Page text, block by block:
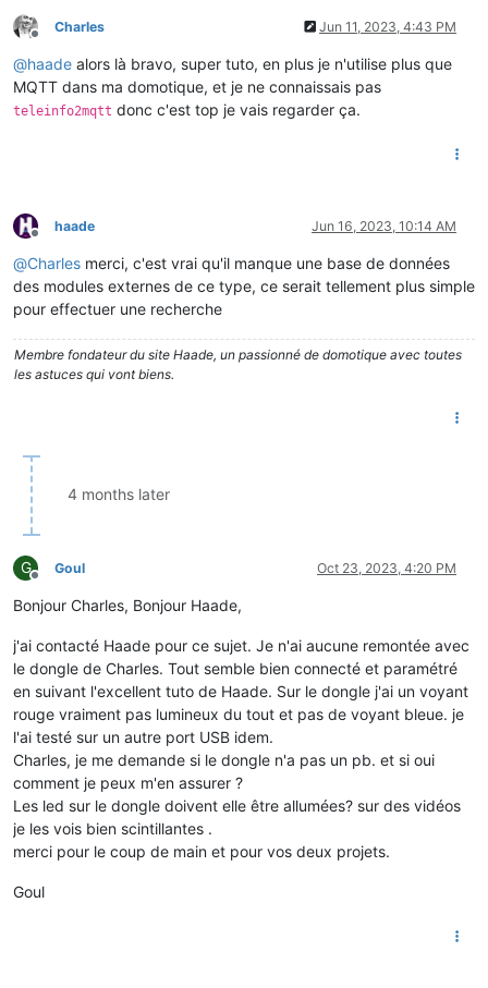
Offline
Charles Jun 11, 2023, 4:43 PM
@haade alors là bravo, super tuto, en plus je n'utilise plus que
MQTT dans ma domotique, et je ne connaissais pas
teleinfo2mqtt donc c'est top je vais regarder ça.
Offline
haade Jun 16, 2023, 10:14 AM
@Charles merci, c'est vrai qu'il manque une base de données
des modules externes de ce type, ce serait tellement plus simple
pour effectuer une recherche
Membre fondateur du site Haade, un passionné de domotique avec toutes
les astuces qui vont biens.
4 months later
G
Offline
Goul Oct 23, 2023, 4:20 PM
Bonjour Charles, Bonjour Haade,
j'ai contacté Haade pour ce sujet. Je n'ai aucune remontée avec
le dongle de Charles. Tout semble bien connecté et paramétré
en suivant l'excellent tuto de Haade. Sur le dongle j'ai un voyant
rouge vraiment pas lumineux du tout et pas de voyant bleue. je
l'ai testé sur un autre port USB idem.
Charles, je me demande si le dongle n'a pas un pb. et si oui
comment je peux m'en assurer ?
Les led sur le dongle doivent elle être allumées? sur des vidéos
je les vois bien scintillantes .
merci pour le coup de main et pour vos deux projets.
Goul